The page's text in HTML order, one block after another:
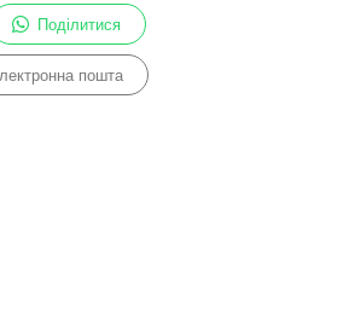
Поділитися
пошта